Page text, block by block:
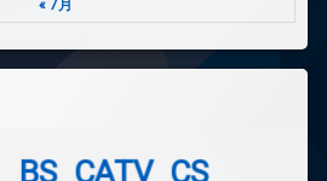
« 7月
BS CATV CS